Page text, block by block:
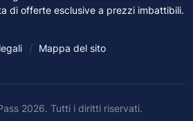
di offerte esclusive a prezzi imbattibili.
Mappa del sito
2026. Tutti i diritti riservati.